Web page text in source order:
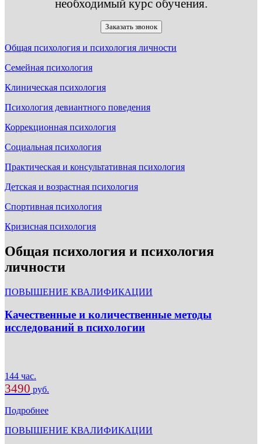
необходимый курс обучения.
Заказать звонок
Общая психология и психология личности
Семейная психология
Клиническая психология
Психология девиантного поведения
Коррекционная психология
Социальная психология
Практическая и консультативная психология
Детская и возрастная психология
Спортивная психология
Кризисная психология
Общая психология и психология
личности
ПОВЫШЕНИЕ КВАЛИФИКАЦИИ
Качественные и количественные методы
исследований в психологии
144 час.
3490 руб.
Подробнее
ПОВЫШЕНИЕ КВАЛИФИКАЦИИ